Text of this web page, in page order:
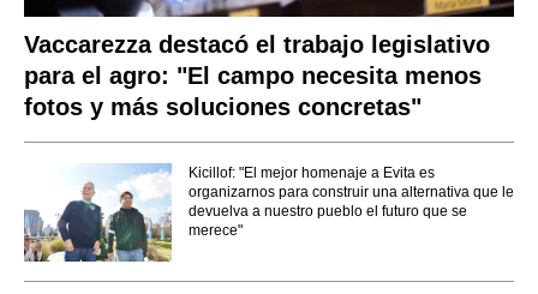
Vaccarezza destacó el trabajo legislativo
para el agro: "El campo necesita menos
fotos y más soluciones concretas"
Kicillof: "El mejor homenaje a Evita es
organizarnos para construir una alternativa que le
devuelva a nuestro pueblo el futuro que se
merece"